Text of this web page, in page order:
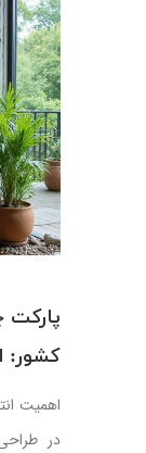
پارکت
کشور:
اهمیت
در